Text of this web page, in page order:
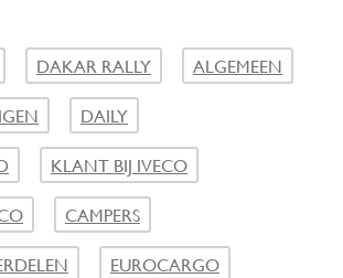
DAKAR RALLY
ALGEMEEN
DAILY
KLANT BIJ IVECO
CAMPERS
EUROCARGO